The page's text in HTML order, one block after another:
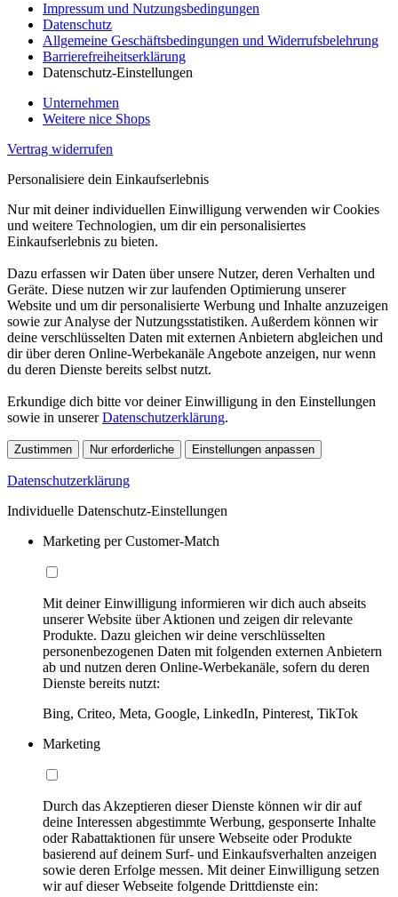
Impressum und Nutzungsbedingungen
Datenschutz
Allgemeine Geschäftsbedingungen und Widerrufsbelehrung
Barrierefreiheitserklärung
Datenschutz-Einstellungen
Unternehmen
Weitere nice Shops
Vertrag widerrufen
Personalisiere dein Einkaufserlebnis
Nur mit deiner individuellen Einwilligung verwenden wir Cookies
und weitere Technologien, um dir ein personalisiertes
Einkaufserlebnis zu bieten.
Dazu erfassen wir Daten über unsere Nutzer, deren Verhalten und
Geräte. Diese nutzen wir zur laufenden Optimierung unserer
Website und um dir personalisierte Werbung und Inhalte anzuzeigen
sowie zur Analyse der Nutzungsstatistiken. Außerdem können wir
deine verschlüsselten Daten mit externen Anbietern abgleichen und
dir über deren Online-Werbekanäle Angebote anzeigen, nur wenn
du deren Dienste bereits selbst nutzt.
Erkundige dich bitte vor deiner Einwilligung in den Einstellungen
sowie in unsererDatenschutzerklärung.
Zustimmen Nur erforderliche Einstellungen anpassen
Datenschutzerklärung
Individuelle Datenschutz-Einstellungen
Marketing per Customer-Match
Mit deiner Einwilligung informieren wir dich auch abseits
unserer Website über Aktionen und zeigen dir relevante
Produkte. Dazu gleichen wir deine verschlüsselten
personenbezogenen Daten mit folgenden externen Anbietern
ab und nutzen deren Online-Werbekanäle, sofern du deren
Dienste bereits nutzt:
Bing, Criteo, Meta, Google, LinkedIn, Pinterest, TikTok
Marketing
Durch das Akzeptieren dieser Dienste können wir dir auf
deine Interessen abgestimmte Werbung, gesponserte Inhalte
oder Rabattaktionen für unsere Webseite oder Produkte
basierend auf deinem Surf- und Einkaufsverhalten anzeigen
sowie deren Erfolge messen. Mit deiner Einwilligung setzen
wir auf dieser Webseite folgende Drittdienste ein: